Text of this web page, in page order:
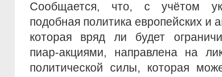
Сообщается, что, с учётом
подобная политика европейских и
которая вряд ли будет
пиар-акциями, направлена на
политической силы, которая